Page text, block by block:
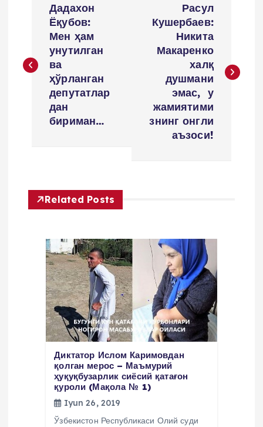
s
y
Дадахон
Ёқубов:
Мен ҳам
унутилган
ва
ҳўрланган
депутатлар
дан
бириман…
Расул
Кушербаев:
Никита
Макаренко
халқ
душмани
эмас, у
жамиятими
знинг онгли
аъзоси!
Related Posts
Диктатор Ислом Каримовдан
қолган мерос – Маъмурий
ҳуқуқбузарлик сиёсий қатағон
қуроли (Мақола № 1)
Iyun 26, 2019
Ўзбекистон Республикаси Олий суди